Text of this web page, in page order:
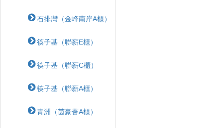
石排灣（金峰南岸A櫃）
筷子基（聯薪E櫃）
筷子基（聯薪C櫃）
筷子基（聯薪A櫃）
青洲（茵豪薈A櫃）